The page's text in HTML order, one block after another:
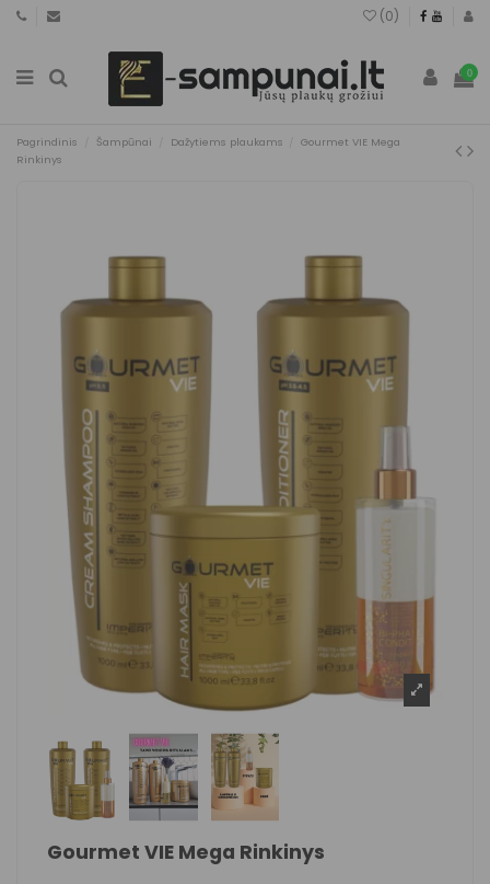
(0)
0
Pagrindinis Šampūnai Dažytiems plaukams
Gourmet VIE Mega
Rinkinys
Gourmet VIE Mega Rinkinys